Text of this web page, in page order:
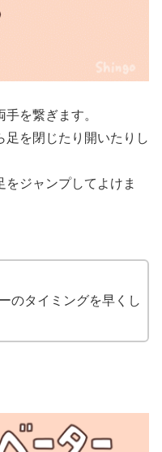
を繋ぎます。
足を閉じたり開いたりし
ジャンプしてよけま
のタイミングを早くし